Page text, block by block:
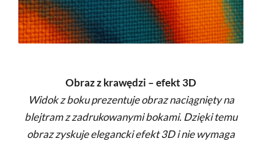
Obraz z krawędzi – efekt 3D
Widok z boku prezentuje obraz naciągnięty na
blejtram z zadrukowanymi bokami. Dzięki temu
obraz zyskuje elegancki efekt 3D i nie wymaga